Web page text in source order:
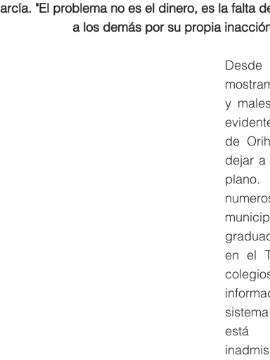
"El problema no es el dinero, es la falta
a los demás por su propia
y
de
dejar
en el
está